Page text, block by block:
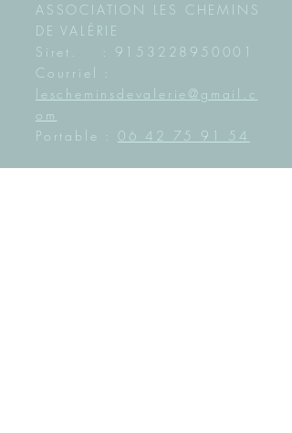
ASSOCIATION LES CHEMINS
DE VALÉRIE
Siret. : 9153228950001
Courriel :
lescheminsdevalerie@gmail.c
om
Portable : 06 42 75 91 54